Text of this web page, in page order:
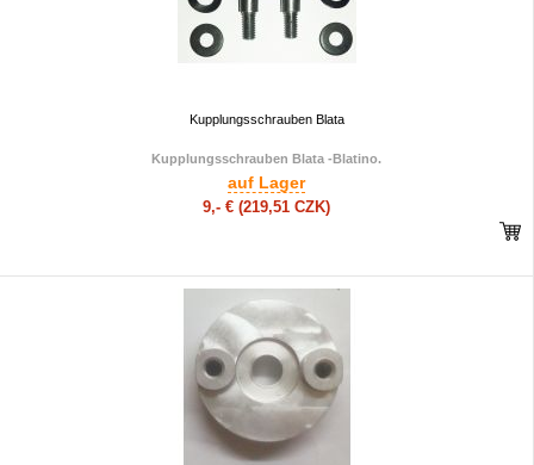
Kupplungsschrauben Blata
Kupplungsschrauben Blata -Blatino.
auf Lager
9,- € (219,51 CZK)